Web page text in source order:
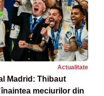
Actualitate
Madrid: Thibaut
meciurilor din